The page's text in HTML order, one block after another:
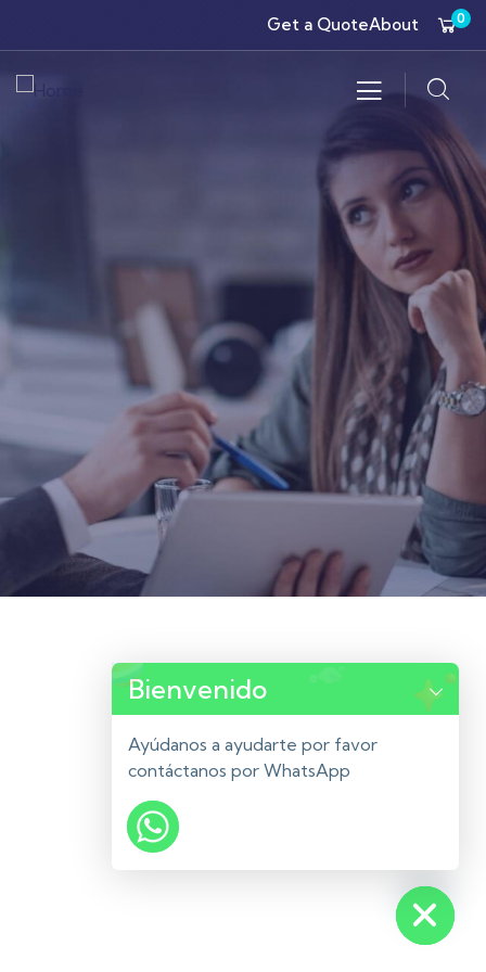
Get a QuoteAbout 0
Hide chaty
Bienvenido
Ayúdanos a ayudarte por favor
contáctanos por WhatsApp